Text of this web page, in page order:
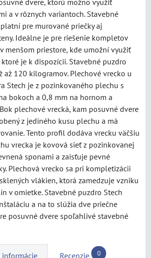
a v rôznych variantoch. Stavebné
pre murované priečky aj
Ideálne je pre riešenie kompletov
menšom priestore, kde umožní využiť
je k dispozícii. Stavebné puzdro
až 120 kilogramov. Plechové vrecko u
Stech je z pozinkovaného plechu s
bokoch a 0,8 mm na hornom a
plechové vrecká, kam posuvné dvere
z jediného kusu plechu a má
Tento profil dodáva vrecku väčšiu
vrecka je kovová sieť z pozinkovanej
sponami a zaisťuje pevné
Plechová vrecko sa pri kompletizácii
vlákien, ktorá zamedzuje vzniku
v omietke. Stavebné puzdro Stech
a na to slúžia dve priečne
posuvné dvere spoľahlivé stavebné
Recenzie 0